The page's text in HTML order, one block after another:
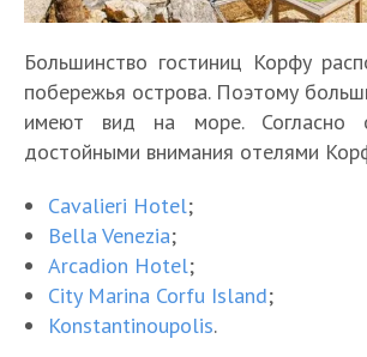
Большинство гостиниц Корфу
побережья острова. Поэтому
имеют вид на море. Согласно
достойными внимания отелями
Cavalieri Hotel;
Bella Venezia;
Arcadion Hotel;
City Marina Corfu Island;
Konstantinoupolis.